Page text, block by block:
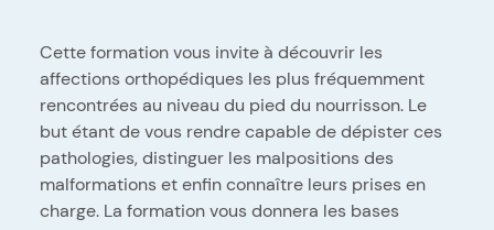
Cette formation vous invite à découvrir les
affections orthopédiques les plus fréquemment
rencontrées au niveau du pied du nourrisson. Le
but étant de vous rendre capable de dépister ces
pathologies, distinguer les malpositions des
malformations et enfin connaître leurs prises en
charge. La formation vous donnera les bases